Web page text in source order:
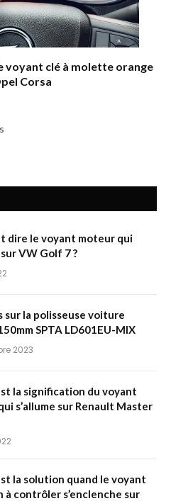
voyant clé à molette orange
Corsa
dire le voyant moteur qui
sur VW Golf 7 ?
sur la polisseuse voiture
SPTA ‎LD601EU-MIX
2023
la signification du voyant
s’allume sur Renault Master
la solution quand le voyant
à contrôler s’enclenche sur